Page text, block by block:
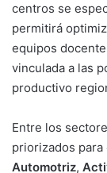
centros se
permitirá
equipos
vinculada a las
productivo
Entre los
priorizados
Automotriz,